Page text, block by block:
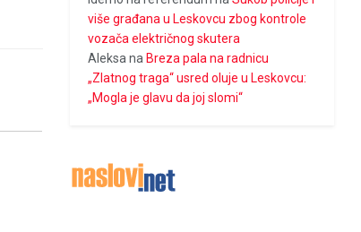
više građana u Leskovcu zbog kontrole
vozača električnog skutera
Aleksa na Breza pala na radnicu
„Zlatnog traga“ usred oluje u Leskovcu:
„Mogla je glavu da joj slomi“